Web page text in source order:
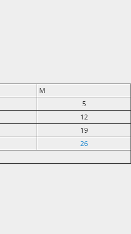
M
5
12
19
26